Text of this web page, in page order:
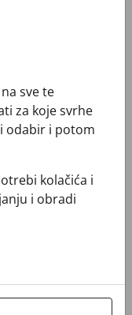
u igri svile, boje i
i odjevnoj
i prepoznatljiv
KRAVATU
sve te
za koje svrhe
odabir i potom
kolačića i
i obradi